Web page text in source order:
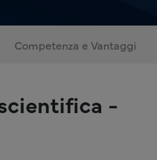
Competenza e Vantaggi
-